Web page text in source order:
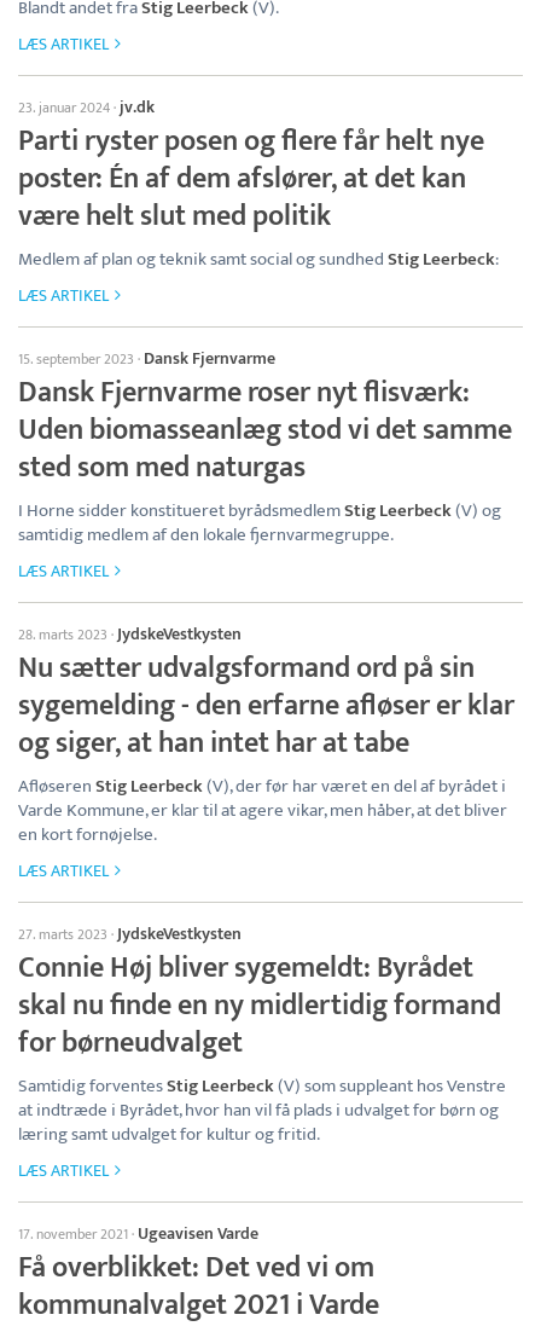
Blandt andet fraStig Leerbeck(V).
LÆS ARTIKEL
23. januar 2024·jv.dk
Parti ryster posen og flere får helt nye
poster: Én af dem afslører, at det kan
være helt slut med politik
Medlem af plan og teknik samt social og sundhedStig Leerbeck:
LÆS ARTIKEL
15. september 2023 · Dansk Fjernvarme
Dansk Fjernvarme roser nyt flisværk:
Uden biomasseanlæg stod vi det samme
sted som med naturgas
I Horne sidder konstitueret byrådsmedlemStig Leerbeck(V) og
samtidig medlem af den lokale fjernvarmegruppe.
LÆS ARTIKEL
28. marts 2023 ·JydskeVestkysten
Nu sætter udvalgsformand ord på sin
sygemelding - den erfarne afløser er klar
og siger, at han intet har at tabe
AfløserenStig Leerbeck(V), der før har været en del af byrådet i
Varde Kommune, er klar til at agere vikar, men håber, at det bliver
en kort fornøjelse.
LÆS ARTIKEL
27. marts 2023 ·JydskeVestkysten
Connie Høj bliver sygemeldt: Byrådet
skal nu finde en ny midlertidig formand
for børneudvalget
Samtidig forventesStig Leerbeck(V) som suppleant hos Venstre
at indtræde i Byrådet, hvor han vil få plads i udvalget for børn og
læring samt udvalget for kultur og fritid.
LÆS ARTIKEL
17. november 2021· Ugeavisen Varde
Få overblikket: Det ved vi om
kommunalvalget 2021 i Varde